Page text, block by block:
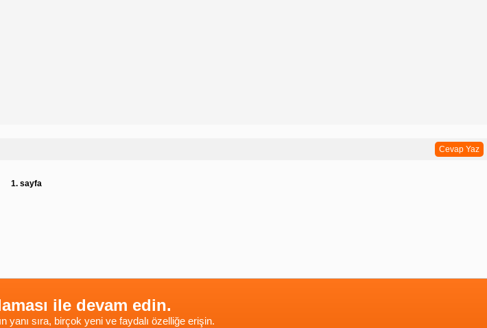
Cevap Yaz
1. sayfa
ile devam edin.
yanı sıra, birçok yeni ve faydalı özelliğe erişin.